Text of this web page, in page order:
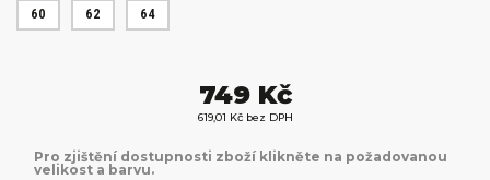
60 62 64
749 Kč
619,01 Kč bez DPH
Pro zjištění dostupnosti zboží klikněte na požadovanou
velikost a barvu.